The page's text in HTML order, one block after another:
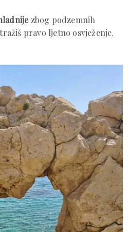
zbog podzemnih
pravo ljetno osvježenje.